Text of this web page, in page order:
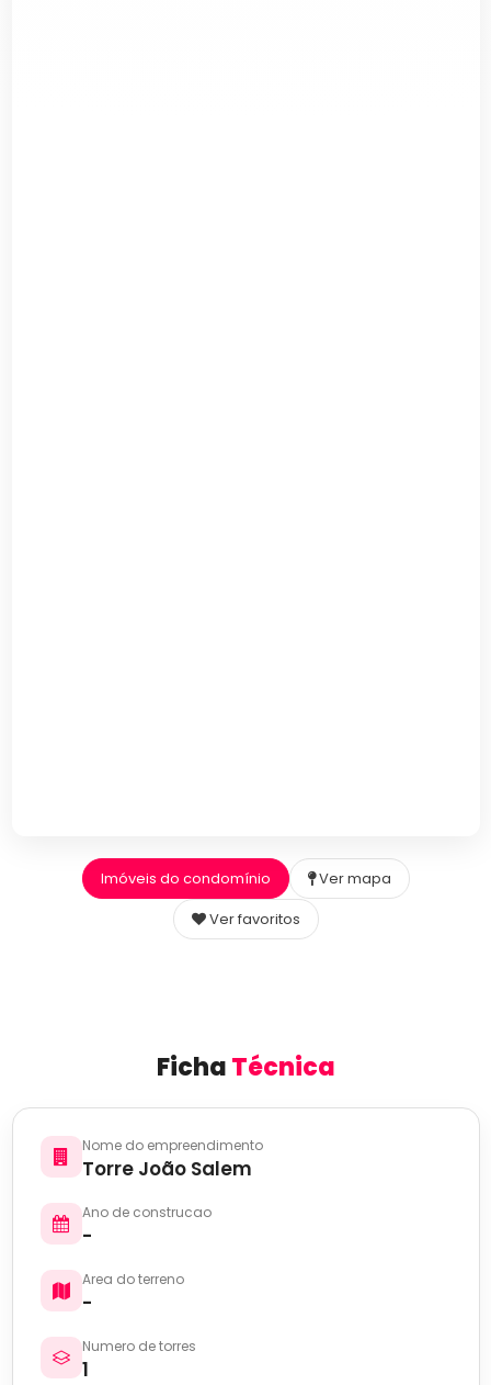
Imóveis do condomínio
Ver mapa
Ver favoritos
FichaTécnica
Nome do empreendimento
Torre João Salem
Ano de construcao
-
Area do terreno
-
Numero de torres
1